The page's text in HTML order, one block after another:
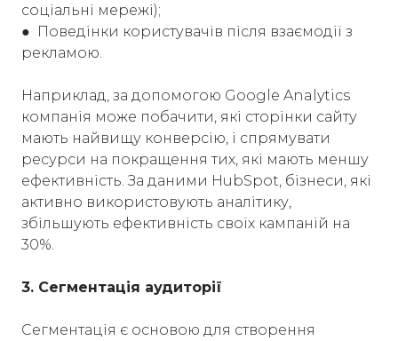
соціальні мережі);
● Поведінки користувачів після взаємодії з
рекламою.
Наприклад, за допомогою Google Analytics
компанія може побачити, які сторінки сайту
мають найвищу конверсію, і спрямувати
ресурси на покращення тих, які мають меншу
ефективність. За даними HubSpot, бізнеси, які
активно використовують аналітику,
збільшують ефективність своїх кампаній на
30%.
3. Сегментація аудиторії
Сегментація є основою для створення